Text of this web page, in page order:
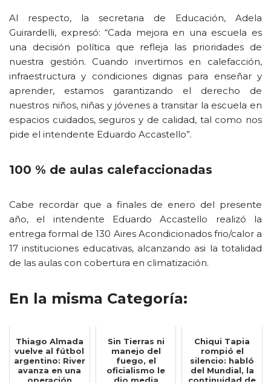
Al respecto, la secretaria de Educación, Adela
Guirardelli, expresó: “Cada mejora en una escuela es
una decisión política que refleja las prioridades de
nuestra gestión. Cuando invertimos en calefacción,
infraestructura y condiciones dignas para enseñar y
aprender, estamos garantizando el derecho de
nuestros niños, niñas y jóvenes a transitar la escuela en
espacios cuidados, seguros y de calidad, tal como nos
pide el intendente Eduardo Accastello”.
100 % de aulas calefaccionadas
Cabe recordar que a finales de enero del presente
año, el intendente Eduardo Accastello realizó la
entrega formal de 130 Aires Acondicionados frio/calor a
17 instituciones educativas, alcanzando asi la totalidad
de las aulas con cobertura en climatización.
En la misma Categoría:
Thiago Almada
vuelve al fútbol
argentino: River
avanza en una
operación
Sin Tierras ni
manejo del
fuego, el
oficialismo le
dio media
Chiqui Tapia
rompió el
silencio: habló
del Mundial, la
continuidad de